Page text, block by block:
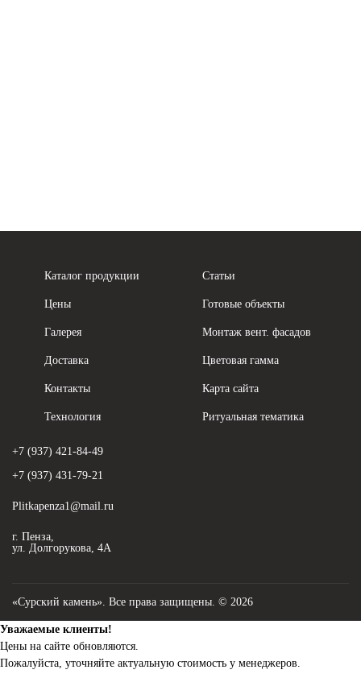
Каталог продукции
Цены
Галерея
Доставка
Контакты
Технология
Статьи
Готовые объекты
Монтаж вент. фасадов
Цветовая гамма
Карта сайта
Ритуальная тематика
+7 (937) 421-84-49
+7 (937) 431-79-21
Plitkapenza1@mail.ru
г. Пенза,
ул. Долгорукова, 4А
«Сурский камень». Все права защищены. © 2026
Уважаемые клиенты!
Цены на сайте обновляются.
Пожалуйста, уточняйте актуальную стоимость у менеджеров.